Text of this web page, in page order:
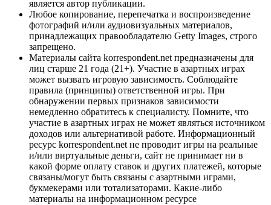
является автор публикации.
Любое копирование, перепечатка и воспроизведение
фотографий и/или аудиовизуальных материалов,
принадлежащих правообладателю Getty Images, строго
запрещено.
Материалы сайта korrespondent.net предназначены для
лиц старше 21 года (21+). Участие в азартных играх
может вызвать игровую зависимость. Соблюдайте
правила (принципы) ответственной игры. При
обнаружении первых признаков зависимости
немедленно обратитесь к специалисту. Помните, что
участие в азартных играх не может являться источником
доходов или альтернативой работе. Информационный
ресурс korrespondent.net не проводит игры на реальные
и/или виртуальные деньги, сайт не принимает ни в
какой форме оплату ставок и других платежей, которые
связаны/могут быть связаны с азартными играми,
букмекерами или тотализаторами. Какие-либо
материалы на информационном ресурсе